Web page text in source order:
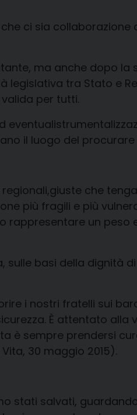
ci sia
ma anche dopo
legislativa tra Stato e
per tutti.
eventuali
il luogo del
giuste che
più fragili e più
rappresentare un peso
sulle basi della dignità
i nostri fratelli sui
È attentato alla
è sempre prendersi
30 maggio 2015).
stati salvati,